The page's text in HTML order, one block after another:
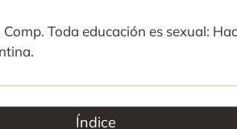
Comp. Toda educación es sexual:
Índice